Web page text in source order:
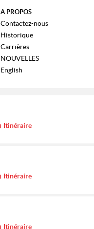
À PROPOS
Contactez-nous
Historique
Carrières
NOUVELLES
English
Itinéraire
Itinéraire
Itinéraire